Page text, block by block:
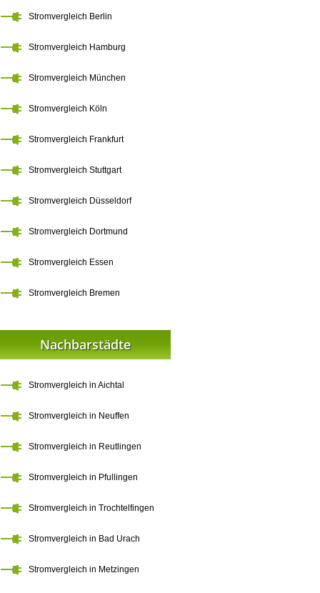
Stromvergleich Berlin
Stromvergleich Hamburg
Stromvergleich München
Stromvergleich Köln
Stromvergleich Frankfurt
Stromvergleich Stuttgart
Stromvergleich Düsseldorf
Stromvergleich Dortmund
Stromvergleich Essen
Stromvergleich Bremen
Nachbarstädte
Stromvergleich in Aichtal
Stromvergleich in Neuffen
Stromvergleich in Reutlingen
Stromvergleich in Pfullingen
Stromvergleich in Trochtelfingen
Stromvergleich in Bad Urach
Stromvergleich in Metzingen